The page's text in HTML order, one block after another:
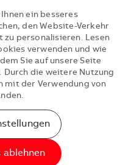
ein besseres
den Website-Verkehr
zu personalisieren. Lesen
verwenden und wie
Sie auf unsere Seite
Durch die weitere Nutzung
mit der Verwendung von
ablehnen